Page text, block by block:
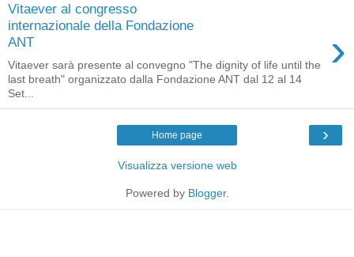
Vitaever al congresso
internazionale della Fondazione
ANT
›
Vitaever sarà presente al convegno "The dignity of life until the
last breath" organizzato dalla Fondazione ANT dal 12 al 14
Set...
›
Home page
Visualizza versione web
Powered by Blogger.